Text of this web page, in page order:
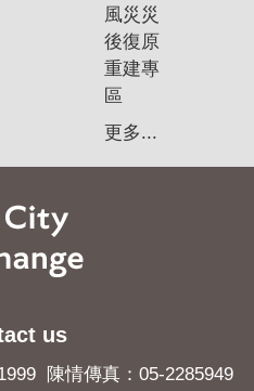
風災災
後復原
重建專
區
更多...
us
陳情傳真：05-2285949